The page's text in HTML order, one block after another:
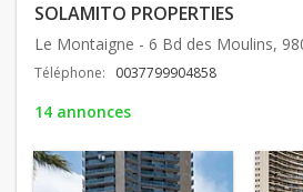
SOLAMITO PROPERTIES
Le Montaigne - 6 Bd des Moulins,
Téléphone: 0037799904858
14 annonces